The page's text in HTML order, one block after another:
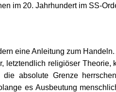
im 20. Jahrhundert im SS-
eine Anleitung zum
letztendlich religiöser Theorie,
absolute Grenze
es Ausbeutung